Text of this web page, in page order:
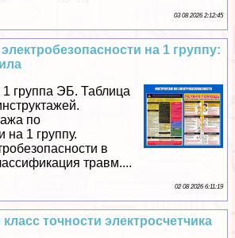
03 08 2026 2:12:45
на 1 группу:
группа ЭБ. Таблица
по
на 1 группу.
в
травм....
02 08 2026 6:11:19
точности электросчетчика